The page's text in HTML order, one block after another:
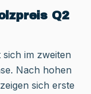
Q2
im zweiten
Nach hohen
sich erste